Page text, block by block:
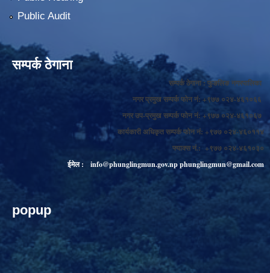
Public Audit
सम्पर्क ठेगाना
सम्पर्क ठेगाना : फुङलिङ नगरपालिका
नगर प्रमुख सम्पर्क फोन नं: +९७७ ०२४-४६१०६६
नगर उप-प्रमुख सम्पर्क फोन नं: +९७७ ०२४-४६१०६७
कार्यकारी अधिकृत सम्पर्क फोन नं: +९७७ ०२४-४६०११४
फ्याक्स नं.: +९७७ ०२४-४६१०३०
ईमेल :
info@phunglingmun.gov.npphunglingmun@gmail.com
popup